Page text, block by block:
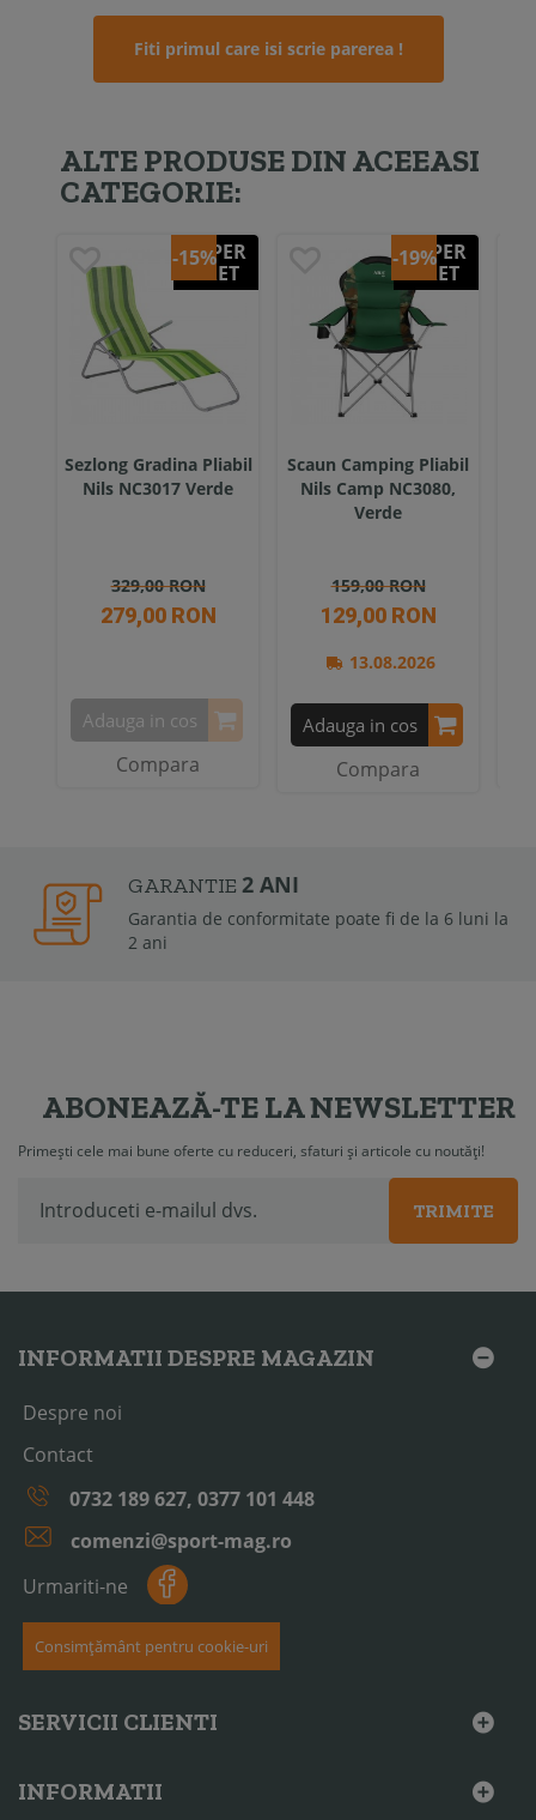
Fiti primul care isi scrie parerea !
ALTE PRODUSE DIN ACEEASI
CATEGORIE:
SUPER
PRET
-15%
Sezlong Gradina Pliabil
Nils NC3017 Verde
329,00 RON
279,00 RON
Adauga in cos
Compara
SUPER
PRET
-19%
Scaun Camping Pliabil
Nils Camp NC3080,
Verde
159,00 RON
129,00 RON
13.08.2026
Adauga in cos
Compara
GARANTIE 2 ANI
Garantia de conformitate poate fi de la 6 luni la
2 ani
ABONEAZĂ-TE LA NEWSLETTER
Primești cele mai bune oferte cu reduceri, sfaturi și articole cu noutăți!
TRIMITE
INFORMATII DESPRE MAGAZIN
Despre noi
Contact
0732 189 627, 0377 101 448
comenzi@sport-mag.ro
Urmariti-ne
Consimțământ pentru cookie-uri
SERVICII CLIENTI
INFORMATII